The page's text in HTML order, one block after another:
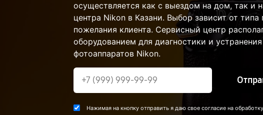
осуществляется как с выездом на дом, так и
центра Nikon в Казани. Выбор зависит от
пожелания клиента. Сервисный центр
оборудованием для диагностики и
фотоаппаратов Nikon.
Нажимая на кнопку отправить я даю свое согласие на